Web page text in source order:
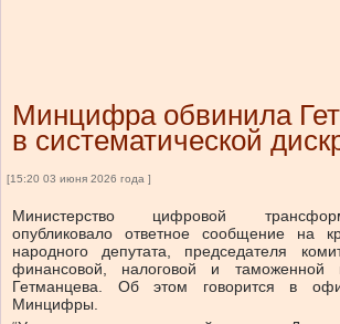
Минцифра обвинила
в систематической
[15:20 03 июня 2026 года ]
Министерство цифровой
опубликовало ответное сообщение на
народного депутата, председателя
финансовой, налоговой и таможенной
Гетманцева. Об этом говорится в
Минцифры.